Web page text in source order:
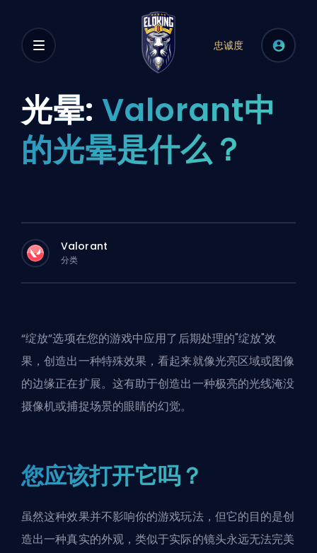
忠诚度
光晕: Valorant中
的光晕是什么？
Valorant
分类
“绽放”选项在您的游戏中应用了后期处理的"绽放"效
果，创造出一种特殊效果，看起来就像光亮区域或图像
的边缘正在扩展。这有助于创造出一种极亮的光线淹没
摄像机或捕捉场景的眼睛的幻觉。
您应该打开它吗？
虽然这种效果并不影响你的游戏玩法，但它的目的是创
造出一种真实的外观，类似于实际的镜头永远无法完美